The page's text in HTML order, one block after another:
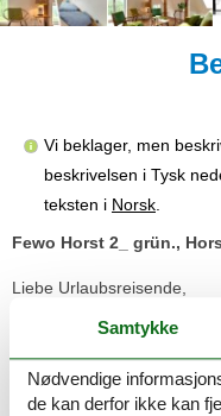
Vi beklager, men
beskrivelsen i Tysk
teksten i Norsk.
Fewo Horst 2_ grün.,
Liebe Urlaubsreisende,
Klützer Winkel vorstellen:
Ferienwohnung und
Auf unserem Drei-Seithof
wir einen Ort des
Samtykke
Nødvendige
de kan derfor ikke kan